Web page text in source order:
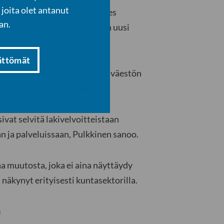
olet antanut
erottamattomasti lähes
on tullut keskeisin uusi
palvelutarve kasvaa väestön
selvitä lakivelvoitteistaan
palveluissaan, Pulkkinen sanoo.
muutosta, joka ei aina näyttäydy
erityisesti kuntasektorilla.